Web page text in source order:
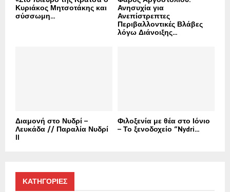
Κυριάκος Μητσοτάκης και
σύσσωμη...
Ανησυχία για
Ανεπίστρεπτες
Περιβαλλοντικές Βλάβες
λόγω Διάνοιξης...
Διαμονή στο Νυδρί –
Λευκάδα // Παραλία Νυδρί
II
Φιλοξενία με θέα στο Ιόνιο
– Το ξενοδοχείο “Nydri...
ΚΑΤΗΓΟΡΙΕΣ